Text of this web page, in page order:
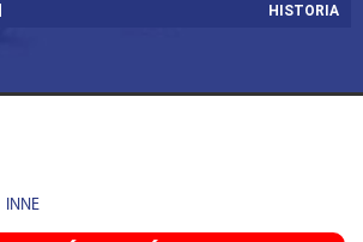
HISTORIA
INNE